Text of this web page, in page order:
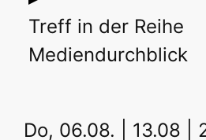
Treff in der Reihe
Mediendurchblick
Do, 06.08. | 13.08 |